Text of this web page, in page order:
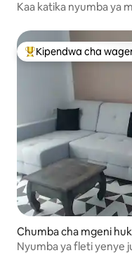
Kaa katika nyumba ya
Kipendwa maarufu cha
Kipendwa cha
Chumba cha mgeni
Nyumba ya fleti yenye